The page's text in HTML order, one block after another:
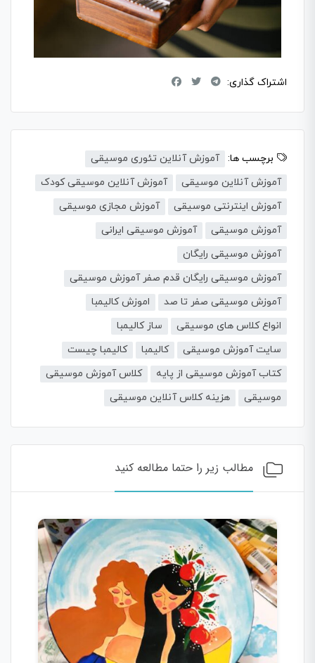
اشتراک گذاری:
برچسب ها:
آموزش آنلاین تئوری موسیقی
آموزش آنلاین موسیقی
آموزش آنلاین موسیقی کودک
آموزش اینترنتی موسیقی
آموزش مجازی موسیقی
آموزش موسیقی
آموزش موسیقی ایرانی
آموزش موسیقی رایگان
آموزش موسیقی رایگان قدم صفر آموزش موسیقی
آموزش موسیقی صفر تا صد
اموزش کالیمبا
انواع کلاس های موسیقی
ساز کالیمبا
سایت آموزش موسیقی
کالیمبا
کالیمبا چیست
کتاب آموزش موسیقی از پایه
کلاس آموزش موسیقی
موسیقی
هزینه کلاس آنلاین موسیقی
مطالب زیر را حتما مطالعه کنید